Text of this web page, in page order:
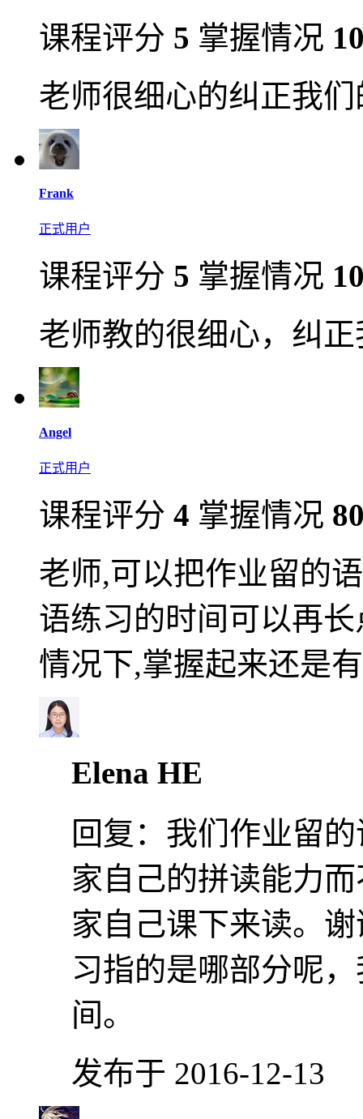
课程评分 5 掌握情况
老师很细心的纠正我
Frank
正式用户
课程评分 5 掌握情况
老师教的很细心，纠
Angel
正式用户
课程评分 4 掌握情况
老师,可以把作业留的
语练习的时间可以再
情况下,掌握起来还是
Elena HE
回复： 我们作业留
家自己的拼读能力
家自己课下来读。
习指的是哪部分呢
间。
发布于 2016-12-13